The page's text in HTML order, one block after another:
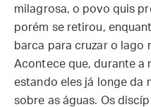
milagrosa, o povo quis
porém se retirou,
barca para cruzar o lago
Acontece que, durante a
estando eles já longe da
sobre as águas. Os